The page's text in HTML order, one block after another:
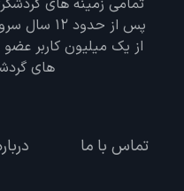
پس از
از یک میلیون کاربر عضو
های
تماس با ما